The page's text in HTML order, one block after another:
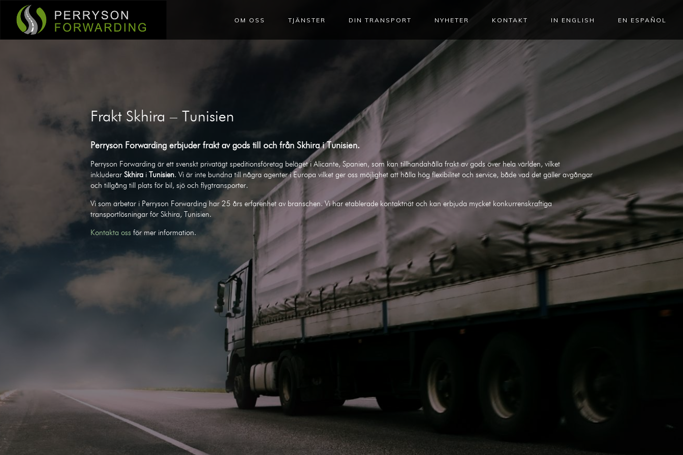
OM OSS TJÄNSTER DIN TRANSPORT NYHETER KONTAKT IN ENGLISH EN ESPAÑOL
Frakt Skhira – Tunisien
Perryson Forwarding erbjuder frakt av gods till och från SkhiraiTunisien.
Perryson Forwarding är ett svenskt privatägt speditionsföretag beläget i Alicante, Spanien, som kan tillhandahålla frakt av gods över hela världen, vilket
inkluderar Skhira i Tunisien. Vi är inte bundna till några agenter i Europa vilket ger oss möjlighet att hålla hög flexibilitet och service, både vad det gäller avgångar
och tillgång till plats för bil, sjö och flygtransporter.
Vi som arbetar i Perryson Forwarding har 25 års erfarenhet av branschen. Vi har etablerade kontaktnät och kan erbjuda mycket konkurrenskraftiga
transportlösningar för Skhira, Tunisien.
Kontakta oss för mer information.